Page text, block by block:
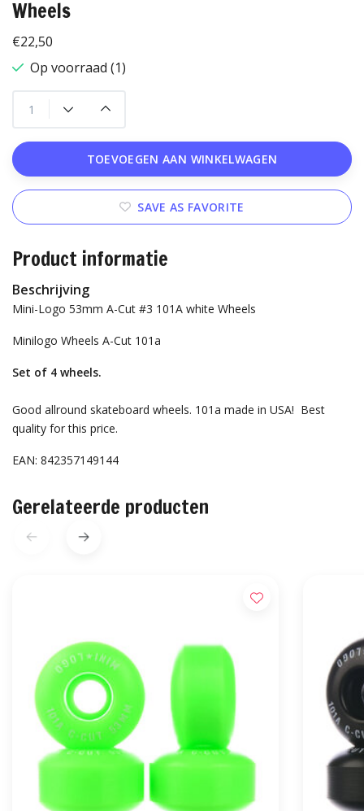
Wheels
€22,50
Op voorraad (1)
TOEVOEGEN AAN WINKELWAGEN
SAVE AS FAVORITE
Product informatie
Beschrijving
Mini-Logo 53mm A-Cut #3 101A white Wheels
Minilogo Wheels A-Cut 101a
Set of 4 wheels.
Good allround skateboard wheels. 101a made in USA! Best
quality for this price.
EAN: 842357149144
Gerelateerde producten